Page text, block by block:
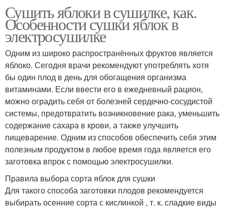
Сушить яблоки в сушилке, как.
Особенности сушки яблок в
электросушилке
Одним из широко распространённых фруктов является
яблоко. Сегодня врачи рекомендуют употреблять хотя
бы один плод в день для обогащения организма
витаминами. Если ввести его в ежедневный рацион,
можно оградить себя от болезней сердечно-сосудистой
системы, предотвратить возникновение рака, уменьшить
содержание сахара в крови, а также улучшить
пищеварение. Одним из способов обеспечить себя этим
полезным продуктом в любое время года является его
заготовка впрок с помощью электросушилки.
Правила выбора сорта яблок для сушки
Для такого способа заготовки плодов рекомендуется
выбирать осенние сорта с кислинкой , т. к. сладкие виды